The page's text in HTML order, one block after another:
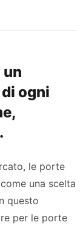
un
ogni
le porte
una scelta
questo
per le porte